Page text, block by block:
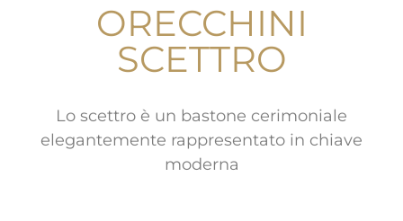
ORECCHINI
SCETTRO
Lo scettro è un bastone cerimoniale
elegantemente rappresentato in chiave
moderna